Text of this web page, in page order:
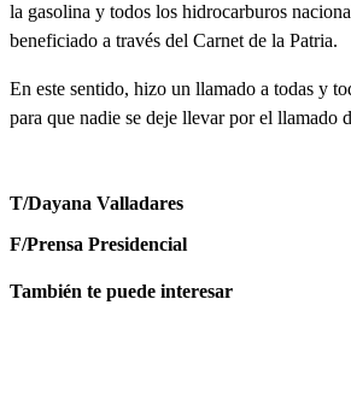
la gasolina y todos los hidrocarburos
beneficiado a través del Carnet de la Patria.
En este sentido, hizo un llamado a todas y
para que nadie se deje llevar por el llamado
T/Dayana Valladares
F/Prensa Presidencial
También te puede interesar